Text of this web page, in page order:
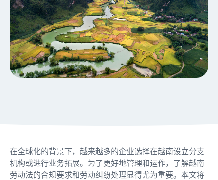
在全球化的背景下，越来越多的企业选择在越南设立分支
机构或进行业务拓展。为了更好地管理和运作，了解越南
劳动法的合规要求和劳动纠纷处理显得尤为重要。本文将